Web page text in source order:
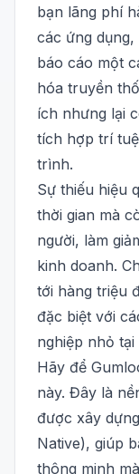
bạn lãng phí
các ứng
báo cáo một
hóa truyền
ích nhưng lại
tích hợp trí
trình.
Sự thiếu hiệu
thời gian mà
người, làm
kinh doanh.
tới hàng triệu
đặc biệt với
nghiệp nhỏ tại
Hãy để
này. Đây là
được xây
Native), giúp
thông minh